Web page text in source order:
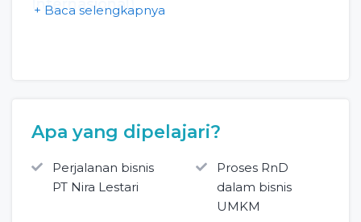
+ Baca selengkapnya
Internasional)
Apa yang dipelajari?
Perjalanan bisnis
PT Nira Lestari
Proses RnD
dalam bisnis
UMKM